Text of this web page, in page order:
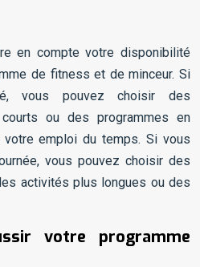
en compte votre disponibilité
de fitness et de minceur. Si
vous pouvez choisir des
courts ou des programmes en
emploi du temps. Si vous
vous pouvez choisir des
activités plus longues ou des
votre programme